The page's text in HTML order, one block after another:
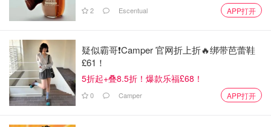
2 Escentual APP打开
疑似霸哥❗️Camper 官网折上折🔥绑带芭蕾鞋
£61！
5折起+叠8.5折！爆款乐福£68！
0 Camper APP打开